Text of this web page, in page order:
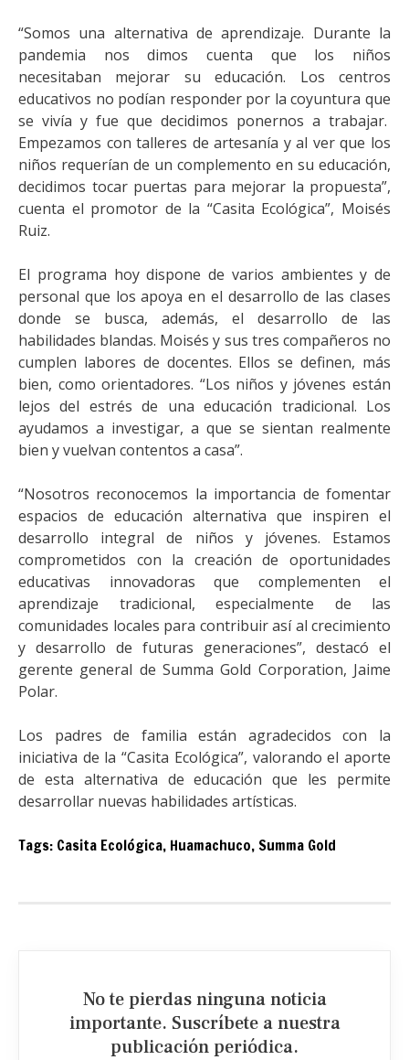
“Somos una alternativa de aprendizaje. Durante la
pandemia nos dimos cuenta que los niños
necesitaban mejorar su educación. Los centros
educativos no podían responder por la coyuntura que
se vivía y fue que decidimos ponernos a trabajar.
Empezamos con talleres de artesanía y al ver que los
niños requerían de un complemento en su educación,
decidimos tocar puertas para mejorar la propuesta”,
cuenta el promotor de la “Casita Ecológica”, Moisés
Ruiz.
El programa hoy dispone de varios ambientes y de
personal que los apoya en el desarrollo de las clases
donde se busca, además, el desarrollo de las
habilidades blandas. Moisés y sus tres compañeros no
cumplen labores de docentes. Ellos se definen, más
bien, como orientadores. “Los niños y jóvenes están
lejos del estrés de una educación tradicional. Los
ayudamos a investigar, a que se sientan realmente
bien y vuelvan contentos a casa”.
“Nosotros reconocemos la importancia de fomentar
espacios de educación alternativa que inspiren el
desarrollo integral de niños y jóvenes. Estamos
comprometidos con la creación de oportunidades
educativas innovadoras que complementen el
aprendizaje tradicional, especialmente de las
comunidades locales para contribuir así al crecimiento
y desarrollo de futuras generaciones”, destacó el
gerente general de Summa Gold Corporation, Jaime
Polar.
Los padres de familia están agradecidos con la
iniciativa de la “Casita Ecológica”, valorando el aporte
de esta alternativa de educación que les permite
desarrollar nuevas habilidades artísticas.
Tags: Casita Ecológica, Huamachuco,Summa Gold
No te pierdas ninguna noticia
importante. Suscríbete a nuestra
publicación periódica.​